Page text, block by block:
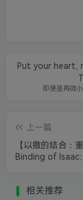
Put your heart,
即便是再微
上一篇
【以撒的结合：
Binding of
相关推荐